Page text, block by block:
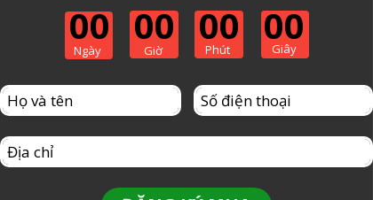
Ngày Giờ Phút Giây
00 00 00 00